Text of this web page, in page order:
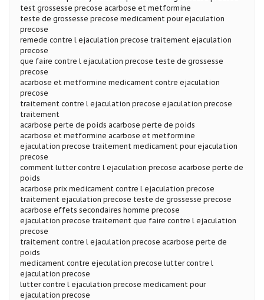
test grossesse precose acarbose et metformine
teste de grossesse precose medicament pour ejaculation
precose
remede contre l ejaculation precose traitement ejaculation
precose
que faire contre l ejaculation precose teste de grossesse
precose
acarbose et metformine medicament contre ejaculation
precose
traitement contre l ejaculation precose ejaculation precose
traitement
acarbose perte de poids acarbose perte de poids
acarbose et metformine acarbose et metformine
ejaculation precose traitement medicament pour ejaculation
precose
comment lutter contre l ejaculation precose acarbose perte de
poids
acarbose prix medicament contre l ejaculation precose
traitement ejaculation precose teste de grossesse precose
acarbose effets secondaires homme precose
ejaculation precose traitement que faire contre l ejaculation
precose
traitement contre l ejaculation precose acarbose perte de
poids
medicament contre ejeculation precose lutter contre l
ejaculation precose
lutter contre l ejaculation precose medicament pour
ejaculation precose